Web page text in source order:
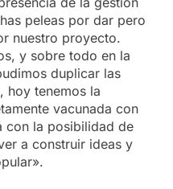
peleas por dar pero
nuestro proyecto.
y sobre todo en la
duplicar las
hoy tenemos la
vacunada con
con la posibilidad de
a construir ideas y